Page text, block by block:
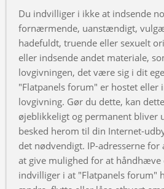
Du indvilliger i ikke at indsende
fornærmende, uanstændigt,
hadefuldt, truende eller sexuelt
eller indsende andet materiale,
lovgivningen, det være sig i dit
"Flatpanels forum" er hostet eller
lovgivning. Gør du dette, kan
øjeblikkeligt og permanent bliver
besked herom til din Internet-
det nødvendigt. IP-adresserne
at give mulighed for at håndhæve
indvilliger i at "Flatpanels forum"